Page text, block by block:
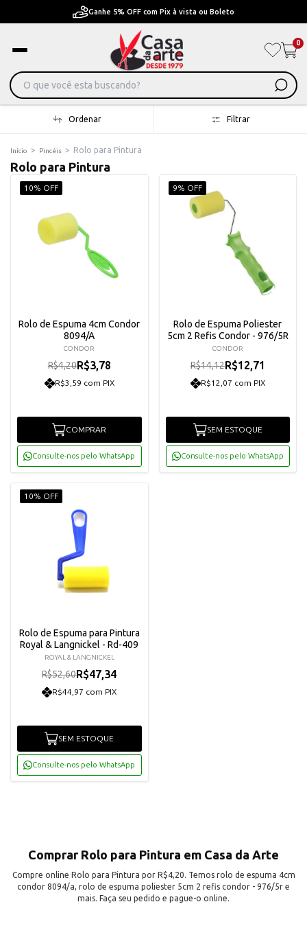
Ganhe 5% OFF com Pix à vista ou Boleto
0
Ordenar Filtrar
Início > Pincéis > Rolo para Pintura
Rolo para Pintura
10% OFF
Rolo de Espuma 4cm Condor
8094/A
CONDOR
R$4,20R$3,78
R$3,59 com PIX
COMPRAR
Consulte-nos pelo WhatsApp
9% OFF
Rolo de Espuma Poliester
5cm 2 Refis Condor - 976/5R
CONDOR
R$14,12R$12,71
R$12,07 com PIX
SEM ESTOQUE
Consulte-nos pelo WhatsApp
10% OFF
Rolo de Espuma para Pintura
Royal & Langnickel - Rd-409
ROYAL & LANGNICKEL
R$52,60R$47,34
R$44,97 com PIX
SEM ESTOQUE
Consulte-nos pelo WhatsApp
Comprar Rolo para Pintura em Casa da Arte
Compre online Rolo para Pintura por R$4,20. Temos rolo de espuma 4cm
condor 8094/a, rolo de espuma poliester 5cm 2 refis condor - 976/5r e
mais. Faça seu pedido e pague-o online.